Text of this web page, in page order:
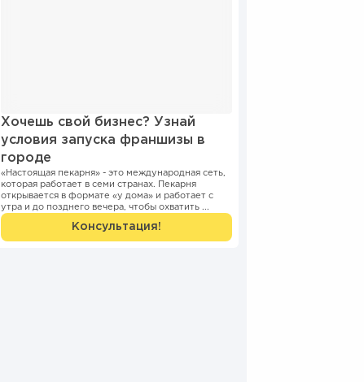
Хочешь свой бизнес? Узнай
условия запуска франшизы в
городе
«Настоящая пекарня» - это международная сеть,
которая работает в семи странах. Пекарня
открывается в формате «у дома» и работает с
утра и до позднего вечера, чтобы охватить ...
Консультация!